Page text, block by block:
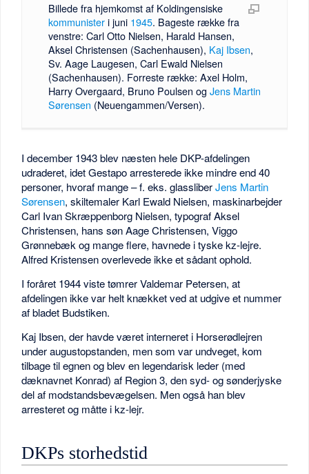
Billede fra hjemkomst af Koldingensiske
kommunisteri juni 1945. Bageste række fra
venstre: Carl Otto Nielsen, Harald Hansen,
Aksel Christensen (Sachenhausen), Kaj Ibsen,
Sv. Aage Laugesen, Carl Ewald Nielsen
(Sachenhausen). Forreste række: Axel Holm,
Harry Overgaard, Bruno Poulsen og Jens Martin
Sørensen (Neuengammen/Versen).
I december 1943 blev næsten hele DKP-afdelingen
udraderet, idet Gestapo arresterede ikke mindre end 40
personer, hvoraf mange – f. eks. glassliberJens Martin
Sørensen, skiltemaler Karl Ewald Nielsen, maskinarbejder
Carl Ivan Skræppenborg Nielsen, typograf Aksel
Christensen, hans søn Aage Christensen, Viggo
Grønnebæk og mange flere, havnede i tyske kz-lejre.
Alfred Kristensen overlevede ikke et sådant ophold.
I foråret 1944 viste tømrer Valdemar Petersen, at
afdelingen ikke var helt knækket ved at udgive et nummer
af bladet Budstiken.
Kaj Ibsen, der havde været interneret i Horserødlejren
under augustopstanden, men som var undveget, kom
tilbage til egnen og blev en legendarisk leder (med
dæknavnet Konrad) af Region 3, den syd- og sønderjyske
del af modstandsbevægelsen. Men også han blev
arresteret og måtte i kz-lejr.
DKPs storhedstid